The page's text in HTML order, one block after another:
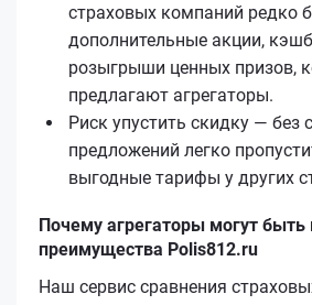
страховых компаний редко
дополнительные акции,
розыгрыши ценных призов,
предлагают агрегаторы.
Риск упустить скидку — без
предложений легко
выгодные тарифы у других
Почему агрегаторы могут быть
преимущества Polis812.ru
Наш сервис сравнения